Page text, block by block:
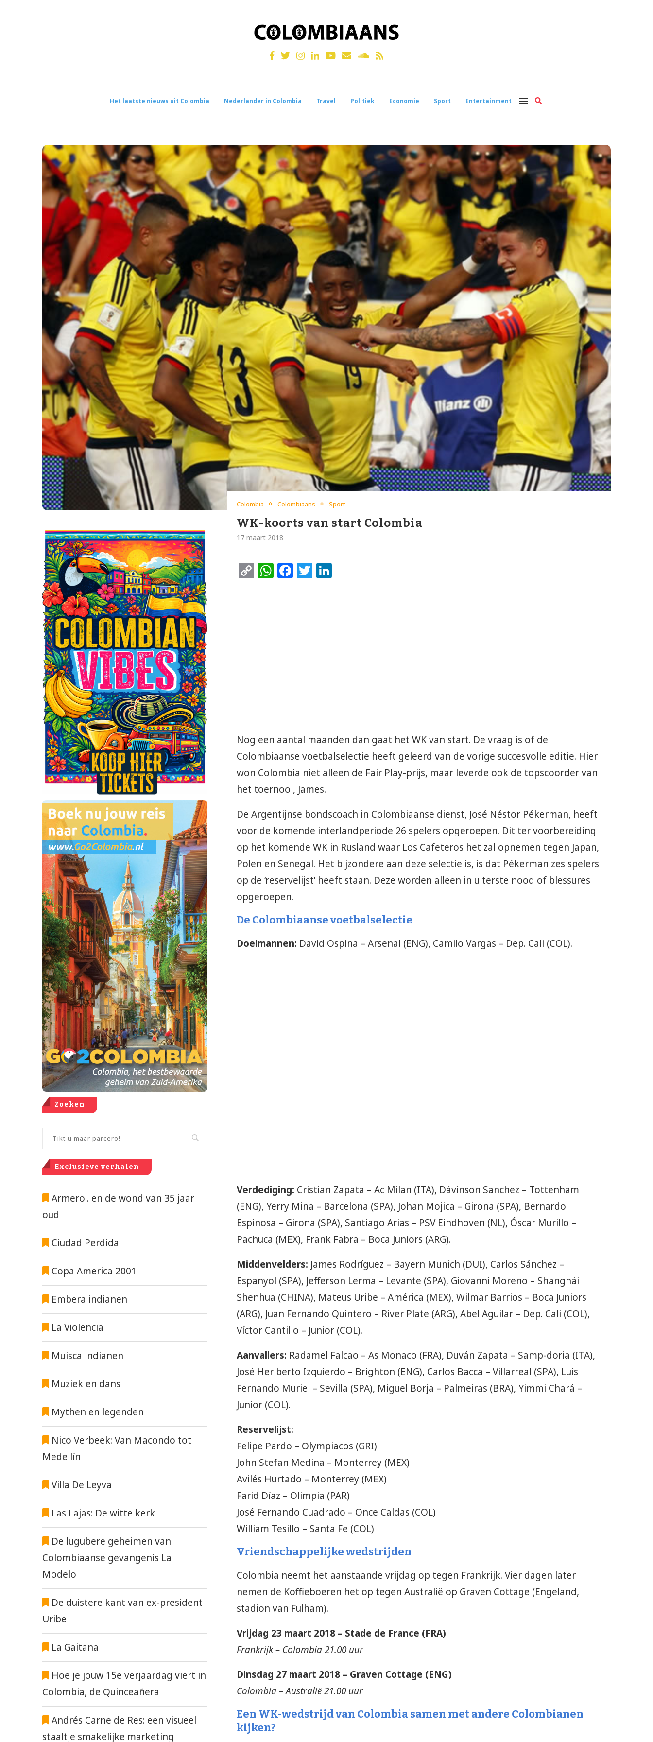
Het laatste nieuws uit Colombia Nederlander in Colombia Travel Politiek Economie Sport Entertainment
Colombia Colombiaans Sport
WK-koorts van start Colombia
17 maart 2018
CopyWhatsApp
Facebook
Twitter
Nog een aantal maanden dan gaat het WK van start. De vraag is of de
Colombiaanse voetbalselectie heeft geleerd van de vorige succesvolle editie. Hier
won Colombia niet alleen de Fair Play-prijs, maar leverde ook de topscoorder van
het toernooi, James.
De Argentijnse bondscoach in Colombiaanse dienst, José Néstor Pékerman, heeft
voor de komende interlandperiode 26 spelers opgeroepen. Dit ter voorbereiding
op het komende WK in Rusland waar Los Cafeteros het zal opnemen tegen Japan,
Polen en Senegal. Het bijzondere aan deze selectie is, is dat Pékerman zes spelers
op de ‘reservelijst’ heeft staan. Deze worden alleen in uiterste nood of blessures
opgeroepen.
De Colombiaanse voetbalselectie
Doelmannen: David Ospina – Arsenal (ENG), Camilo Vargas – Dep. Cali (COL).
Verdediging: Cristian Zapata – Ac Milan (ITA), Dávinson Sanchez – Tottenham
(ENG), Yerry Mina – Barcelona (SPA), Johan Mojica – Girona (SPA), Bernardo
Espinosa – Girona (SPA), Santiago Arias – PSV Eindhoven (NL), Óscar Murillo –
Pachuca (MEX), Frank Fabra – Boca Juniors (ARG).
Middenvelders: James Rodríguez – Bayern Munich (DUI), Carlos Sánchez –
Espanyol (SPA), Jefferson Lerma – Levante (SPA), Giovanni Moreno – Shanghái
Shenhua (CHINA), Mateus Uribe – América (MEX), Wilmar Barrios – Boca Juniors
(ARG), Juan Fernando Quintero – River Plate (ARG), Abel Aguilar – Dep. Cali (COL),
Víctor Cantillo – Junior (COL).
Aanvallers: Radamel Falcao – As Monaco (FRA), Duván Zapata – Samp-doria (ITA),
José Heriberto Izquierdo – Brighton (ENG), Carlos Bacca – Villarreal (SPA), Luis
Fernando Muriel – Sevilla (SPA), Miguel Borja – Palmeiras (BRA), Yimmi Chará –
Junior (COL).
Reservelijst:
Felipe Pardo – Olympiacos (GRI)
John Stefan Medina – Monterrey (MEX)
Avilés Hurtado – Monterrey (MEX)
Farid Díaz – Olimpia (PAR)
José Fernando Cuadrado – Once Caldas (COL)
William Tesillo – Santa Fe (COL)
Vriendschappelijke wedstrijden
Colombia neemt het aanstaande vrijdag op tegen Frankrijk. Vier dagen later
nemen de Koffieboeren het op tegen Australië op Graven Cottage (Engeland,
stadion van Fulham).
Vrijdag 23 maart 2018 – Stade de France (FRA)
Frankrijk – Colombia 21.00 uur
Dinsdag 27 maart 2018 – Graven Cottage (ENG)
Colombia – Australië 21.00 uur
Een WK-wedstrijd van Colombia samen met andere Colombianen
kijken?
Zoeken
Exclusieve verhalen
Armero.. en de wond van 35 jaar
oud
Ciudad Perdida
Copa America 2001
Embera indianen
La Violencia
Muisca indianen
Muziek en dans
Mythen en legenden
Nico Verbeek: Van Macondo tot
Medellín
Villa De Leyva
Las Lajas: De witte kerk
De lugubere geheimen van
Colombiaanse gevangenis La
Modelo
De duistere kant van ex-president
Uribe
La Gaitana
Hoe je jouw 15e verjaardag viert in
Colombia, de Quinceañera
Andrés Carne de Res: een visueel
staaltje smakelijke marketing